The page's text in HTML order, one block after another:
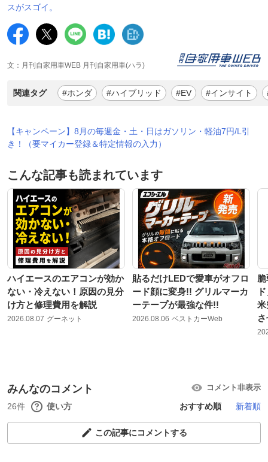
スがスゴイ。
文：月刊自家用車WEB 月刊自家用車(ハラ)
関連タグ #ホンダ #ハイブリッド #EV #インサイト
【キャンペーン】8月の毎週金・土・日はガソリン・軽油7円/L引
き！（要マイカー登録＆特定情報の入力）
こんな記事も読まれています
ハイエースのエアコンが効か
ない・冷えない！原因の見分
け方と修理費用を解説
2026.08.07 グーネット
貼るだけLEDで愛車がオフロ
ード顔に変身!! グリルマーカ
ーテープが最強な件!!
2026.08.06 ベストカーWeb
米
みんなのコメント コメント非表示
26件 使い方 おすすめ順 新着順
この記事にコメントする